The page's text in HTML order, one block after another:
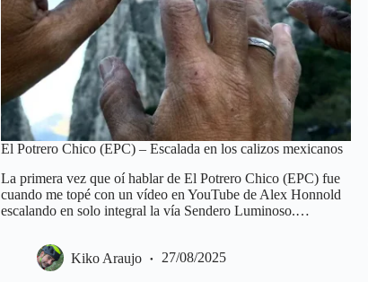
El Potrero Chico (EPC) – Escalada en los calizos mexicanos
La primera vez que oí hablar de El Potrero Chico (EPC) fue
cuando me topé con un vídeo en YouTube de Alex Honnold
escalando en solo integral la vía Sendero Luminoso.…
Kiko Araujo 27/08/2025